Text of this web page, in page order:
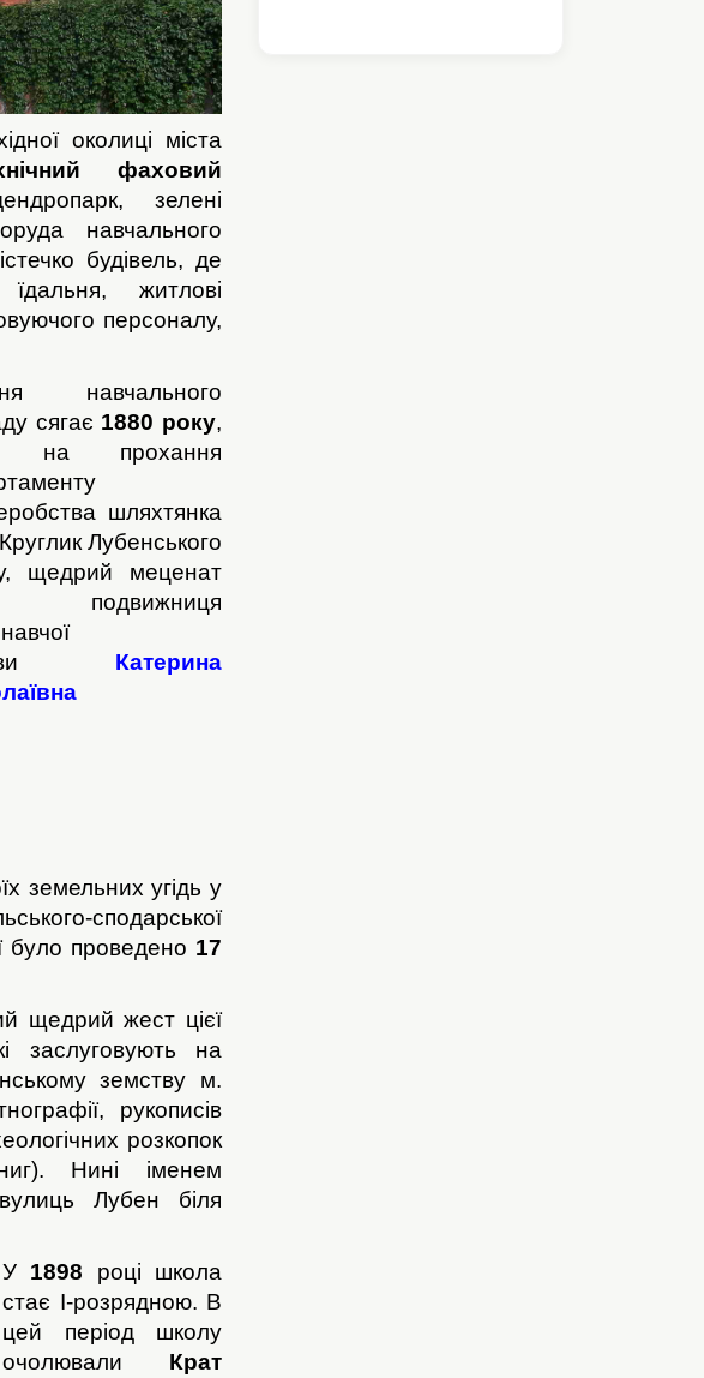
околиці міста
фаховий
зелені
навчального
будівель, де
їдальня, житлові
персоналу,
навчального
сягає 1880 року,
на прохання
шляхтянка
Лубенського
щедрий меценат
Катерина
земельних угідь у
сподарської
було проведено 17
щедрий жест цієї
заслуговують на
земству м.
рукописів
розкопок
Нині іменем
Лубен біля
У 1898 році школа
стає І-розрядною. В
цей період школу
очолювали Крат